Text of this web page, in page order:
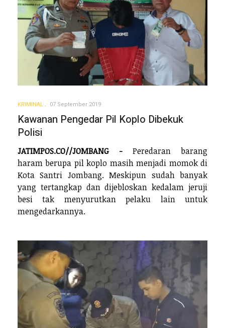
KRIMINAL 07 September 2019
Kawanan Pengedar Pil Koplo Dibekuk
Polisi
JATIMPOS.CO//JOMBANG - Peredaran barang
haram berupa pil koplo masih menjadi momok di
Kota Santri Jombang. Meskipun sudah banyak
yang tertangkap dan dijebloskan kedalam jeruji
besi tak menyurutkan pelaku lain untuk
mengedarkannya.